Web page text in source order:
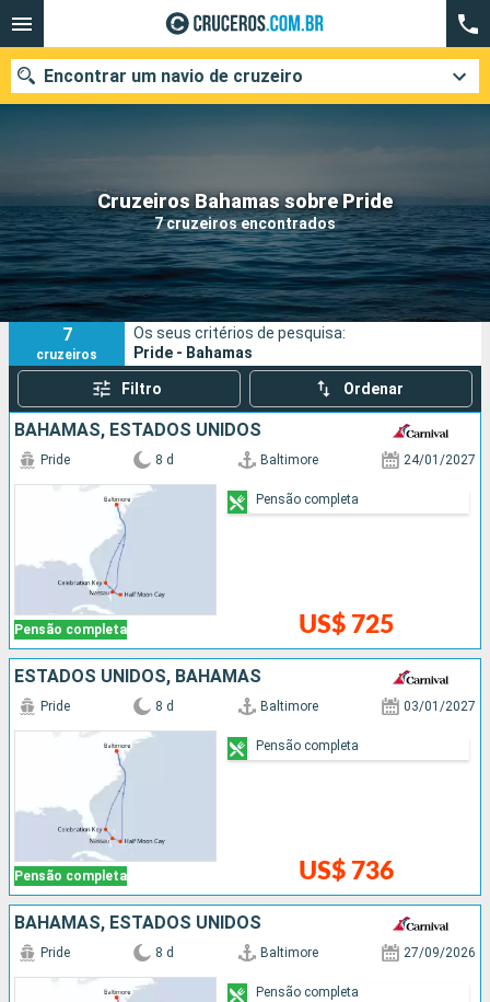
Cruzeiros Bahamas sobre Pride
7 cruzeiros encontrados
Encontrar um navio de cruzeiro
Quando ir?
Data de partida
Cidades Companhias
Pesquisar
7
cruzeiros
Os seus critérios de pesquisa:
Pride - Bahamas
Filtro Ordenar
BAHAMAS, ESTADOS UNIDOS
Pensão completa
Pride 8 d Baltimore 24/01/2027
US$ 725
Pensão completa
ESTADOS UNIDOS, BAHAMAS
Pensão completa
Pride 8 d Baltimore 03/01/2027
US$ 736
Pensão completa
BAHAMAS, ESTADOS UNIDOS
Pride 8 d Baltimore 27/09/2026
Pensão completa